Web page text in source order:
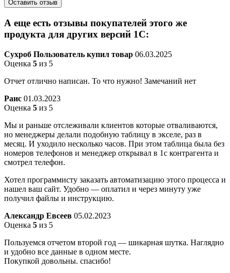
А еще есть отзывы покупателей этого же
продукта для других версий 1С:
Сухроб Пользователь купил товар 06.03.2025
Оценка 5 из 5
Отчет отлично написан. То что нужно! Замечаний нет
Раис 01.03.2023
Оценка 5 из 5
Мы и раньше отслеживали клиентов которые отваливаются,
но менеджеры делали подобную таблицу в экселе, раз в
месяц. И уходило несколько часов. При этом таблица была без
номеров телефонов и менеджер открывал в 1с контрагента и
смотрел телефон.
Хотел программисту заказать автоматизацию этого процесса и
нашел ваш сайт. Удобно — оплатил и через минуту уже
получил файлы и инструкцию.
Александр Евсеев 05.02.2023
Оценка 5 из 5
Пользуемся отчетом второй год — шикарная шутка. Наглядно
и удобно все данные в одном месте.
Покупкой довольны. спасибо!